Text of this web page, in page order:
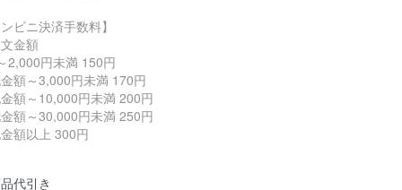
ビニ決済手数料】
金額
2,000円未満 150円
額～3,000円未満 170円
額～10,000円未満 200円
額～30,000円未満 250円
額以上 300円
代引き